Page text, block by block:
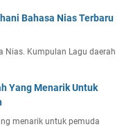
Bahasa Nias Terbaru
Nias. Kumpulan Lagu daerah
Yang Menarik Untuk
menarik untuk pemuda